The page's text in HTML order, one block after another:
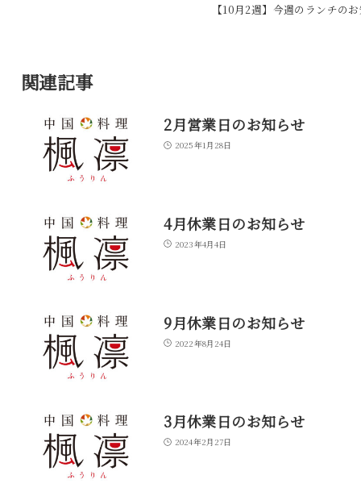
【10月2週】今週のランチの
関連記事
2月営業日のお知らせ
2025年1月28日
4月休業日のお知らせ
2023年4月4日
9月休業日のお知らせ
2022年8月24日
3月休業日のお知らせ
2024年2月27日